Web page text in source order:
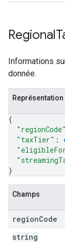
Regional
Informations
donnée.
Représentation
{
"regionCode"
"taxTier" :
}
Champs
regionCode
string